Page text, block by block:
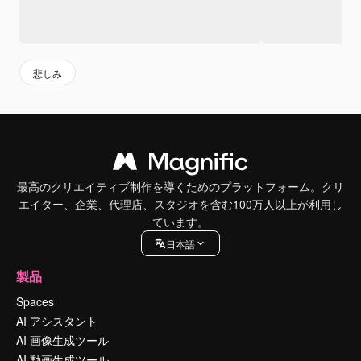
悲しみ
最高のクリエイティブ制作を導くためのプラットフォーム。クリ
エイター、企業、代理店、スタジオを含む100万人以上が利用し
ています。
日本語
製品
Spaces
AI アシスタント
AI 画像生成ツール